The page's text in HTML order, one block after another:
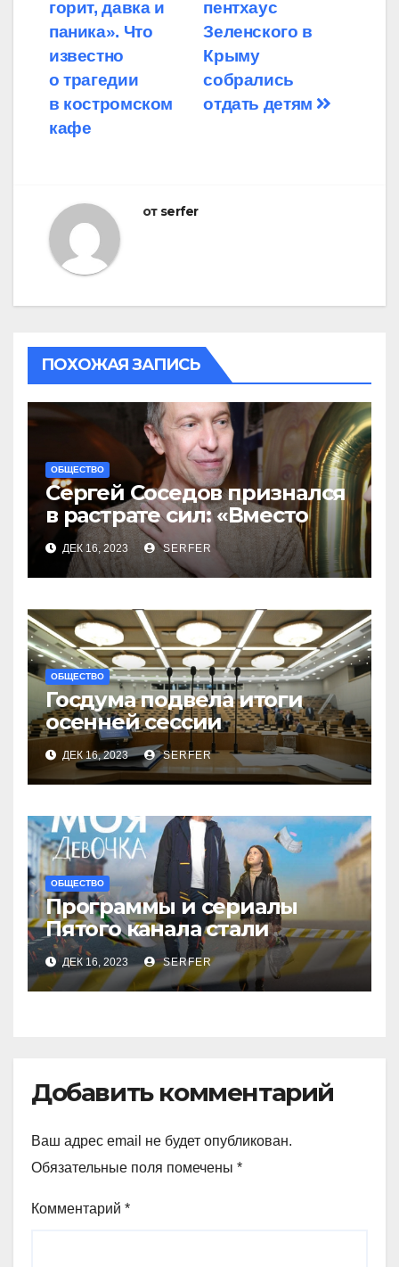
по
записям
пентхаус
Зеленского в
Крыму
собрались
отдать детям
горит, давка и
паника». Что
известно
о трагедии
в костромском
кафе
от serfer
ПОХОЖАЯ ЗАПИСЬ
ОБЩЕСТВО
Сергей Соседов признался
в растрате сил: «Вместо
меня взяли Пригожина»
ДЕК 16, 2023 SERFER
ОБЩЕСТВО
Госдума подвела итоги
осенней сессии
на заключительном в 2023
году заседании
ДЕК 16, 2023 SERFER
ОБЩЕСТВО
Программы и сериалы
Пятого канала стали
рекордсменами в
уходящем году
ДЕК 16, 2023 SERFER
Добавить комментарий
Ваш адрес email не будет опубликован.
Обязательные поля помечены *
Комментарий *